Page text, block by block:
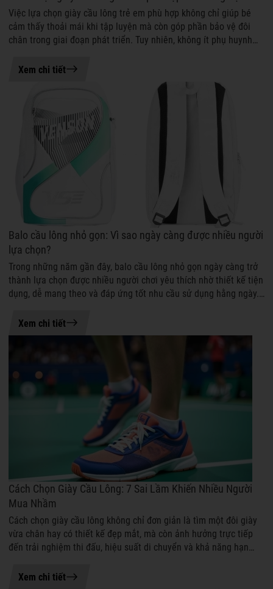
06-08-2026 11:06
Việc lựa chọn giày cầu lông trẻ em phù hợp không chỉ giúp bé
cảm thấy thoải mái khi tập luyện mà còn góp phần bảo vệ đôi
chân trong giai đoạn phát triển. Tuy nhiên, không ít phụ huynh
Xem chi tiết
04-08-2026 17:24
Balo cầu lông nhỏ gọn: Vì sao ngày càng được nhiều người
lựa chọn?
Trong những năm gần đây, balo cầu lông nhỏ gọn ngày càng trở
thành lựa chọn được nhiều người chơi yêu thích nhờ thiết kế tiện
dụng, dễ mang theo và đáp ứng tốt nhu cầu sử dụng hằng ngày.
Xem chi tiết
05-08-2026 15:10
Cách Chọn Giày Cầu Lông: 7 Sai Lầm Khiến Nhiều Người
Mua Nhầm
Cách chọn giày cầu lông không chỉ đơn giản là tìm một đôi giày
vừa chân hay có thiết kế đẹp mắt, mà còn ảnh hưởng trực tiếp
đến trải nghiệm thi đấu, hiệu suất di chuyển và khả năng hạn
Xem chi tiết